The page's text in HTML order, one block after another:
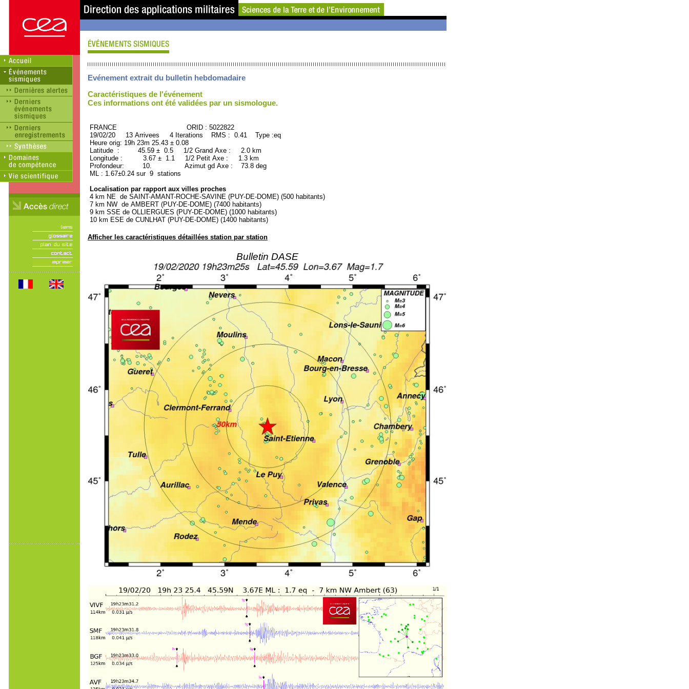
Evénement extrait du bulletin hebdomadaire
Caractéristiques de l'événement
Ces informations ont été validées par un sismologue.
FRANCE ORID : 5022822
19/02/20 13 Arrivees 4 Iterations RMS : 0.41 Type :eq
Heure orig: 19h 23m 25.43 ± 0.08
Latitude : 45.59 ± 0.5 1/2 Grand Axe : 2.0 km
Longitude : 3.67 ± 1.1 1/2 Petit Axe : 1.3 km
Profondeur: 10. Azimut gd Axe : 73.8 deg
ML : 1.67±0.24 sur 9 stations
Localisation par rapport aux villes proches
4 km NE de SAINT-AMANT-ROCHE-SAVINE (PUY-DE-DOME) (500 habitants)
7 km NW de AMBERT (PUY-DE-DOME) (7400 habitants)
9 km SSE de OLLIERGUES (PUY-DE-DOME) (1000 habitants)
10 km ESE de CUNLHAT (PUY-DE-DOME) (1400 habitants)
Afficher les caractéristiques détaillées station par station
Bulletin DASE